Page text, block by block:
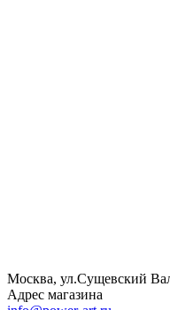
Москва, ул.Сущевский
Адрес магазина